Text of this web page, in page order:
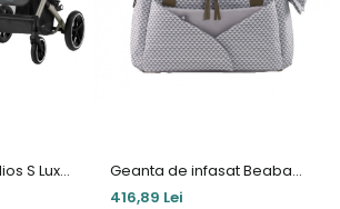
S Lux 2
Geanta de infasat Beaba
Sydney II
416,89 Lei